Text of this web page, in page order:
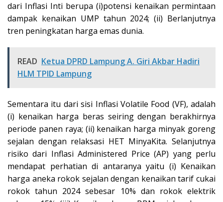
dari Inflasi Inti berupa (i)potensi kenaikan permintaan
dampak kenaikan UMP tahun 2024; (ii) Berlanjutnya
tren peningkatan harga emas dunia.
READ Ketua DPRD Lampung A. Giri Akbar Hadiri
HLM TPID Lampung
Sementara itu dari sisi Inflasi Volatile Food (VF), adalah
(i) kenaikan harga beras seiring dengan berakhirnya
periode panen raya; (ii) kenaikan harga minyak goreng
sejalan dengan relaksasi HET MinyaKita. Selanjutnya
risiko dari Inflasi Administered Price (AP) yang perlu
mendapat perhatian di antaranya yaitu (i) Kenaikan
harga aneka rokok sejalan dengan kenaikan tarif cukai
rokok tahun 2024 sebesar 10% dan rokok elektrik